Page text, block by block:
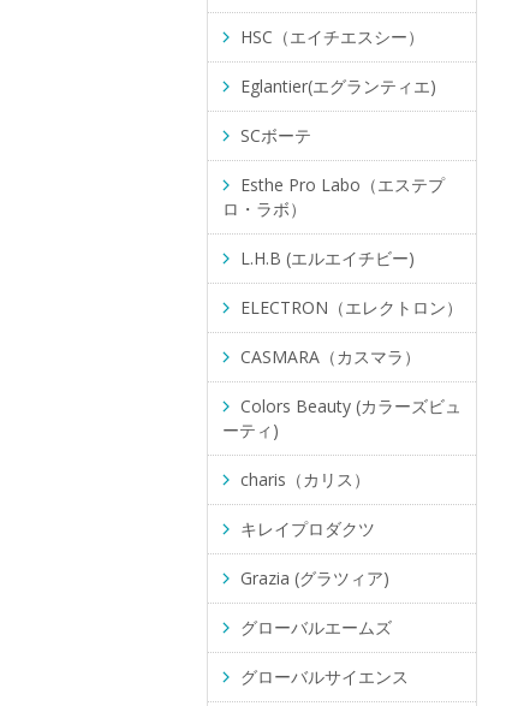
HSC（エイチエスシー）
Eglantier(エグランティエ)
SCボーテ
Esthe Pro Labo（エステプ
ロ・ラボ）
L.H.B (エルエイチビー)
ELECTRON（エレクトロン）
CASMARA（カスマラ）
Colors Beauty (カラーズビュ
ーティ)
charis（カリス）
キレイプロダクツ
Grazia (グラツィア)
グローバルエームズ
グローバルサイエンス